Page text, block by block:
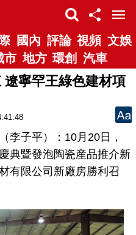
國內 評論 視頻 文娛
市 地方 環創 汽車
寧罕王綠色建材項
子平）：10月20日，
典暨發泡陶瓷産品推介新
有限公司新廠房勝利召